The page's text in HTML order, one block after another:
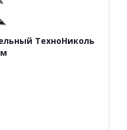
ТехноНиколь